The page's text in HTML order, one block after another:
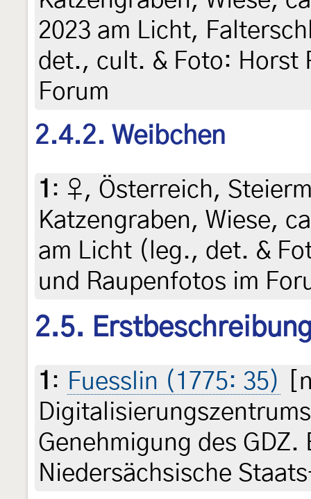
2023 am Licht,
det., cult. & Foto: Horst
Forum
2.4.2. Weibchen
1 : ♀, Österreich,
Katzengraben, Wiese,
am Licht (leg., det. &
und Raupenfotos im
2.5.
1 : Fuesslin (1775: 35)
Genehmigung des
Niedersächsische